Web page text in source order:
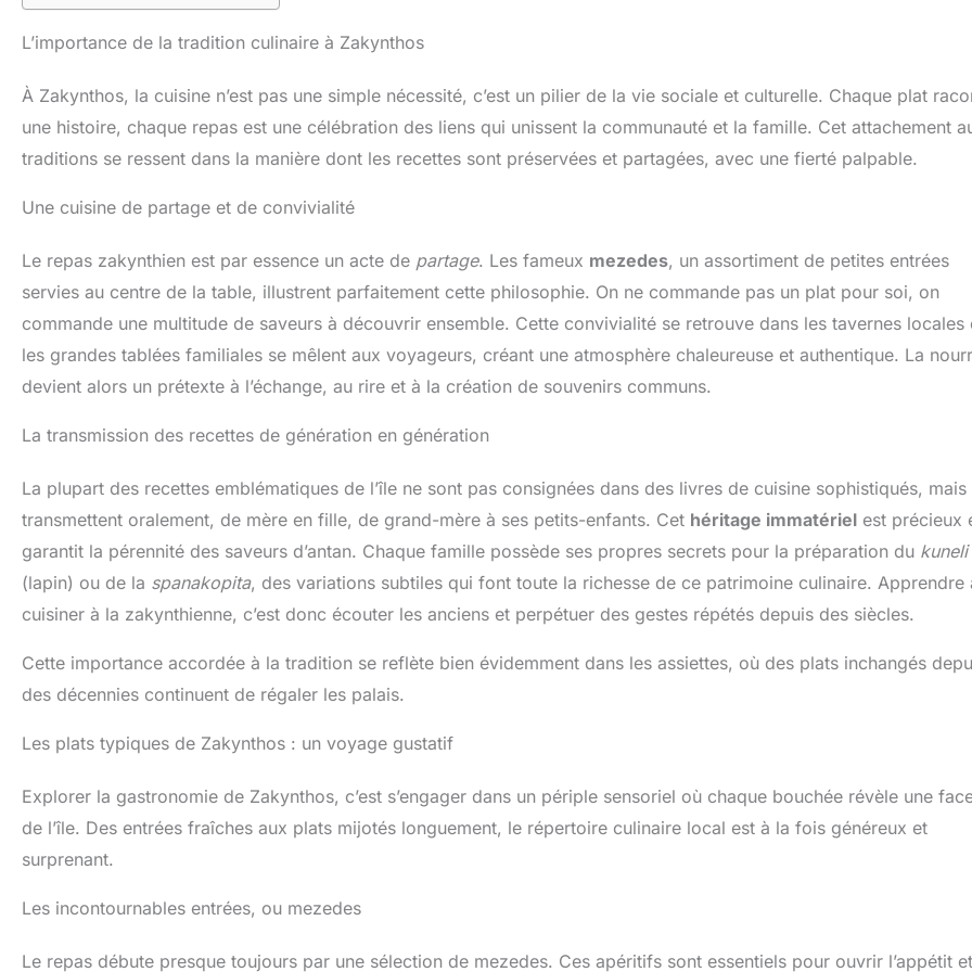
L’importance de la tradition culinaire à Zakynthos
À Zakynthos, la cuisine n’est pas une simple nécessité, c’est un pilier de la vie sociale et culturelle. Chaque plat
une histoire, chaque repas est une célébration des liens qui unissent la communauté et la famille. Cet attachement
traditions se ressent dans la manière dont les recettes sont préservées et partagées, avec une fierté palpable.
Une cuisine de partage et de convivialité
Le repas zakynthien est par essence un acte de partage. Les fameux mezedes, un assortiment de petites entrées
servies au centre de la table, illustrent parfaitement cette philosophie. On ne commande pas un plat pour soi, on
commande une multitude de saveurs à découvrir ensemble. Cette convivialité se retrouve dans les tavernes locales
les grandes tablées familiales se mêlent aux voyageurs, créant une atmosphère chaleureuse et authentique. La
devient alors un prétexte à l’échange, au rire et à la création de souvenirs communs.
La transmission des recettes de génération en génération
La plupart des recettes emblématiques de l’île ne sont pas consignées dans des livres de cuisine sophistiqués, mais
transmettent oralement, de mère en fille, de grand-mère à ses petits-enfants. Cet héritage immatériel est précieux
garantit la pérennité des saveurs d’antan. Chaque famille possède ses propres secrets pour la préparation du kuneli
(lapin) ou de la spanakopita, des variations subtiles qui font toute la richesse de ce patrimoine culinaire. Apprendre
cuisiner à la zakynthienne, c’est donc écouter les anciens et perpétuer des gestes répétés depuis des siècles.
Cette importance accordée à la tradition se reflète bien évidemment dans les assiettes, où des plats inchangés
des décennies continuent de régaler les palais.
Les plats typiques de Zakynthos : un voyage gustatif
Explorer la gastronomie de Zakynthos, c’est s’engager dans un périple sensoriel où chaque bouchée révèle une
de l’île. Des entrées fraîches aux plats mijotés longuement, le répertoire culinaire local est à la fois généreux et
surprenant.
Les incontournables entrées, ou mezedes
Le repas débute presque toujours par une sélection de mezedes. Ces apéritifs sont essentiels pour ouvrir l’appétit et